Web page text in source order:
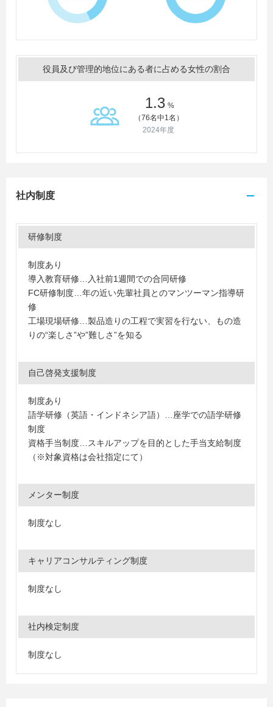
役員及び管理的地位にある者に占める女性の割合
1.3 %
（76名中1名）
2024年度
社内制度
研修制度
制度あり
導入教育研修…入社前1週間での合同研修
FC研修制度…年の近い先輩社員とのマンツーマン指導研
修
工場現場研修…製品造りの工程で実習を行ない、もの造
りの“楽しさ”や”難しさ”を知る
自己啓発支援制度
制度あり
語学研修（英語・インドネシア語）…座学での語学研修
制度
資格手当制度…スキルアップを目的とした手当支給制度
（※対象資格は会社指定にて）
メンター制度
制度なし
キャリアコンサルティング制度
制度なし
社内検定制度
制度なし